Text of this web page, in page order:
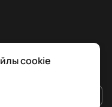
cookie